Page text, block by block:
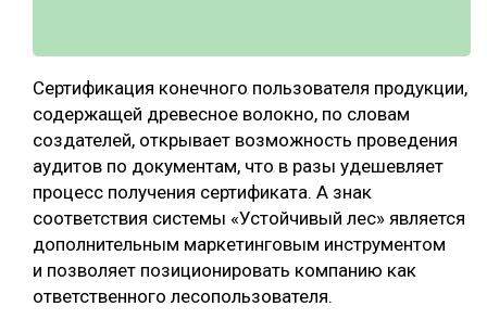
Сертификация конечного пользователя продукции,
содержащей древесное волокно, по словам
создателей, открывает возможность проведения
аудитов по документам, что в разы удешевляет
процесс получения сертификата. А знак
соответствия системы «Устойчивый лес» является
дополнительным маркетинговым инструментом
и позволяет позиционировать компанию как
ответственного лесопользователя.